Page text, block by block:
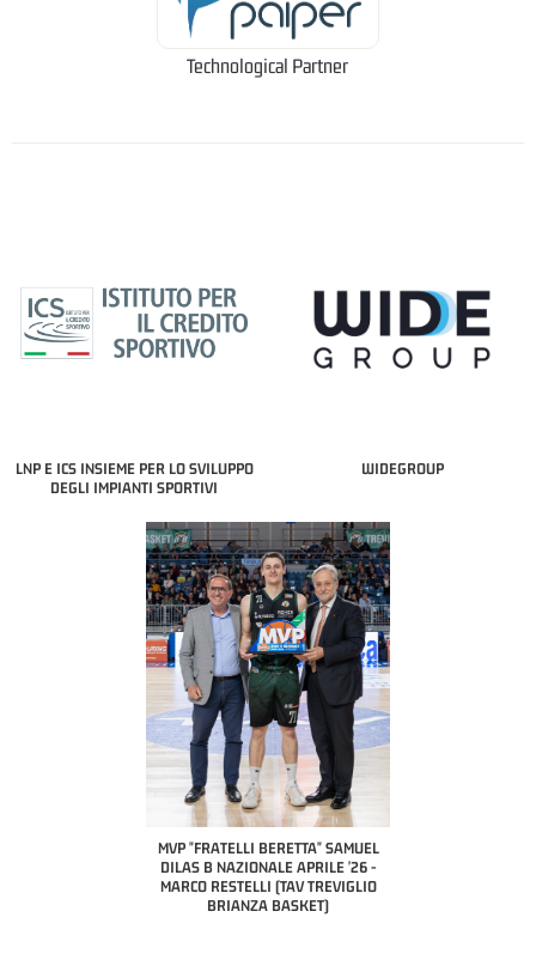
Technological Partner
LNP E ICS INSIEME PER LO SVILUPPO
DEGLI IMPIANTI SPORTIVI
WIDEGROUP
MVP "FRATELLI BERETTA" SAMUEL
DILAS B NAZIONALE APRILE '26 -
MARCO RESTELLI (TAV TREVIGLIO
BRIANZA BASKET)